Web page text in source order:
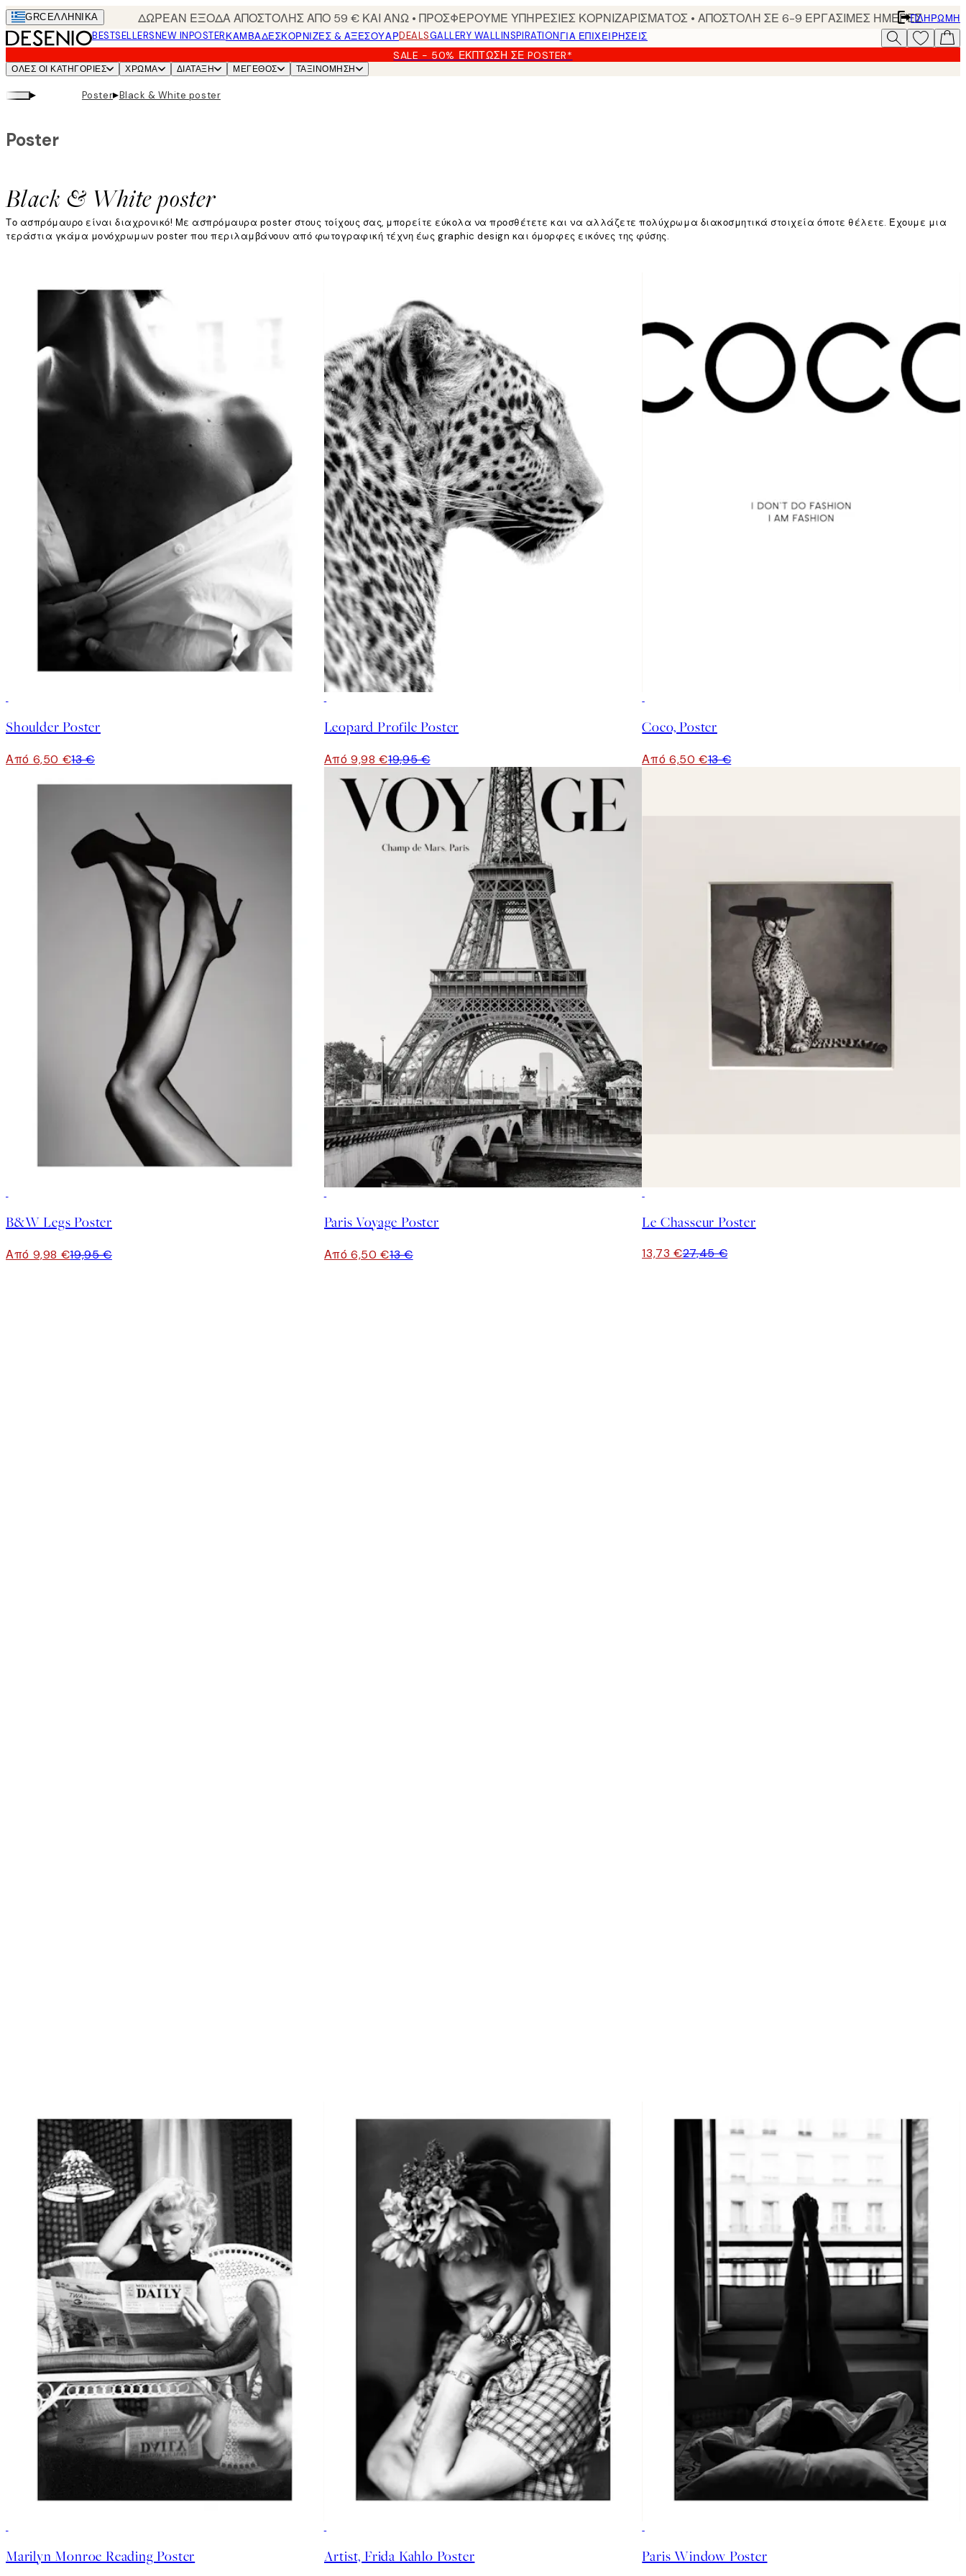
Skip
to
main
content.
GRC ΕΛΛΗΝΙΚΆ ΔΩΡΕΑΝ ΕΞΟΔΑ ΑΠΟΣΤΟΛΗΣ ΑΠΟ 59 € ΚΑΙ ΑΝΩ • ΠΡΟΣΦΕΡΟΥΜΕ ΥΠΗΡΕΣΙΕΣ ΚΟΡΝΙΖΑΡΙΣΜΑΤΟΣ • ΑΠΟΣΤΟΛΗ ΣΕ 6-9 ΕΡΓΑΣΙΜΕΣ ΗΜΕΡΕΣΠΛΗΡΩΜΉ
BESTSELLERSNEW INPOSTERΚΑΜΒΆΔΕΣΚΟΡΝΊΖΕΣ & ΑΞΕΣΟΥΆΡDEALSGALLERY WALLINSPIRATIONΓΙΑ ΕΠΙΧΕΙΡΗΣΕΙΣ
SALE - 50% ΈΚΠΤΩΣΗ ΣΕ POSTER*
ΌΛΕΣ ΟΙ ΚΑΤΗΓΟΡΊΕΣ ΧΡΩΜΑ ΔΙΑΤΑΞΗ ΜΕΓΕΘΟΣ ΤΑΞΙΝΌΜΗΣΗ
▸ Poster▸Black & White poster
Black & White poster
Poster
Το ασπρόμαυρο είναι διαχρονικό! Με ασπρόμαυρα poster στους τοίχους σας, μπορείτε εύκολα να προσθέτετε και να αλλάζετε πολύχρωμα διακοσμητικά στοιχεία όποτε θέλετε. Έχουμε μια
τεράστια γκάμα μονόχρωμων poster που περιλαμβάνουν από φωτογραφική τέχνη έως graphic design και όμορφες εικόνες της φύσης.
Shoulder Poster
Από 6,50 €13 €
Leopard Profile Poster
Από 9,98 €19,95 €
Coco, Poster
Από 6,50 €13 €
B&W Legs Poster
Από 9,98 €19,95 €
Paris Voyage Poster
Από 6,50 €13 €
Le Chasseur Poster
13,73 €27,45 €
Marilyn Monroe Reading Poster Artist, Frida Kahlo Poster Paris Window Poster